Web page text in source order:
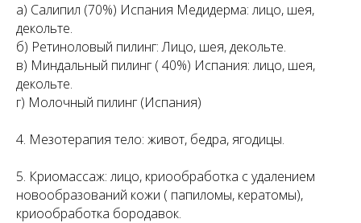
а) Салипил (70%) Испания Медидерма: лицо, шея,
декольте.
б) Ретиноловый пилинг: Лицо, шея, декольте.
в) Миндальный пилинг ( 40%) Испания: лицо, шея,
декольте.
г) Молочный пилинг (Испания)
4. Мезотерапия тело: живот, бедра, ягодицы.
5. Криомассаж: лицо, криообработка с удалением
новообразований кожи ( папиломы, кератомы),
криообработка бородавок.